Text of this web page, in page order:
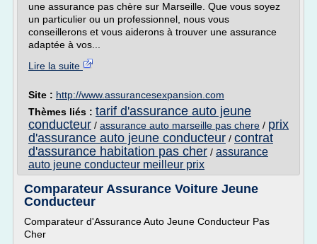
une assurance pas chère sur Marseille. Que vous soyez
un particulier ou un professionnel, nous vous
conseillerons et vous aiderons à trouver une assurance
adaptée à vos...
Lire la suite
Site : http://www.assurancesexpansion.com
Thèmes liés : tarif d'assurance auto jeune
conducteur / assurance auto marseille pas chere / prix
d'assurance auto jeune conducteur / contrat
d'assurance habitation pas cher / assurance
auto jeune conducteur meilleur prix
Comparateur Assurance Voiture Jeune
Conducteur
Comparateur d'Assurance Auto Jeune Conducteur Pas
Cher